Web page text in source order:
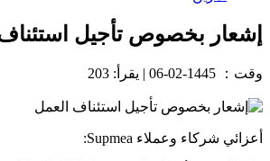
إشعار بخصوص تأجيل
وقت： 1445-02-06
| يقرأ: 203
أعزائي شركاء وعملاء Supmea: